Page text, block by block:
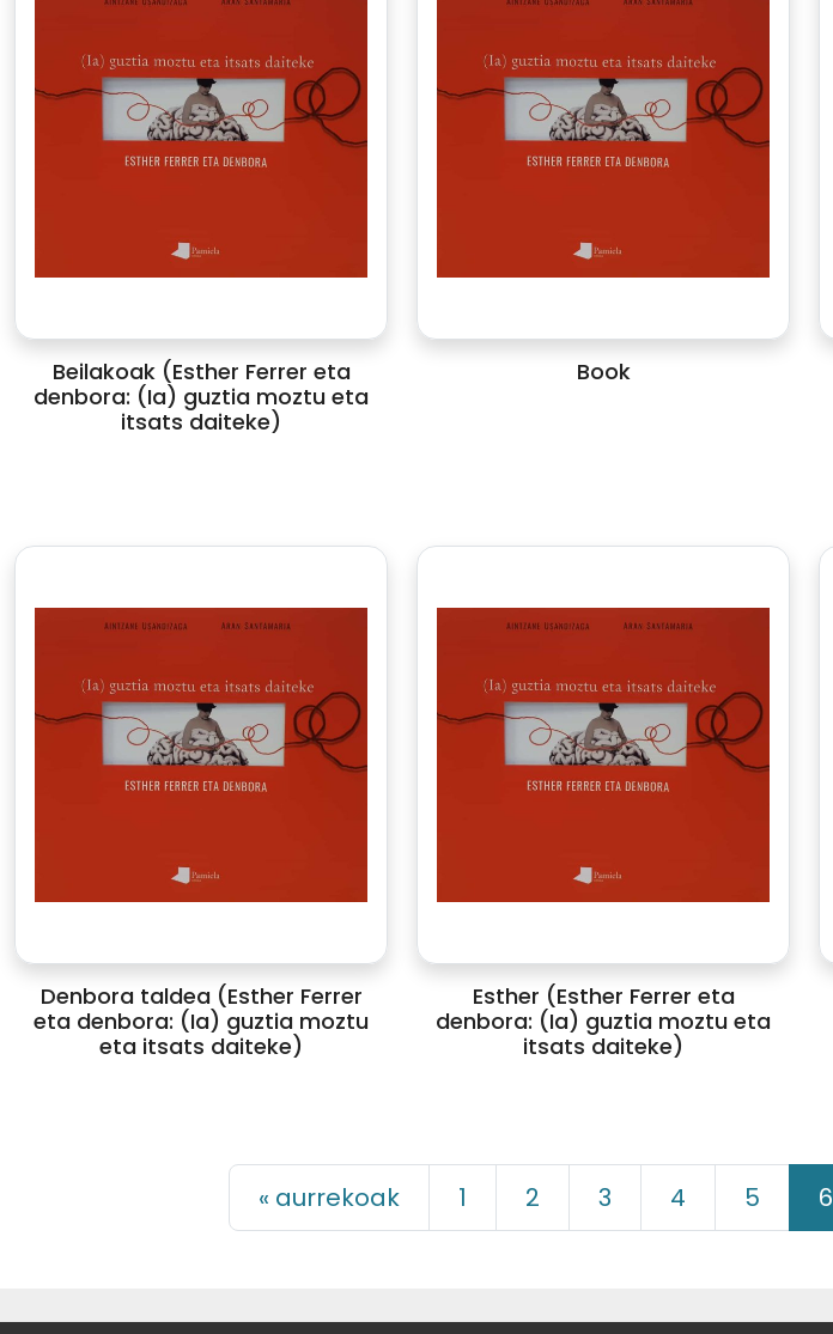
Beilakoak (Esther Ferrer eta
denbora: (Ia) guztia moztu eta
itsats daiteke)
Book
Denbora taldea (Esther Ferrer
eta denbora: (Ia) guztia moztu
eta itsats daiteke)
Esther (Esther Ferrer eta
denbora: (Ia) guztia moztu eta
itsats daiteke)
« aurrekoak 1 2 3 4 5 6